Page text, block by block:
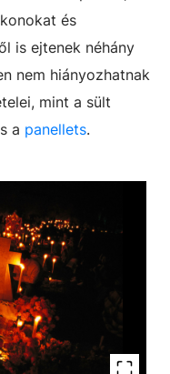
és
is ejtenek néhány
nem hiányozhatnak
mint a sült
a panellets.